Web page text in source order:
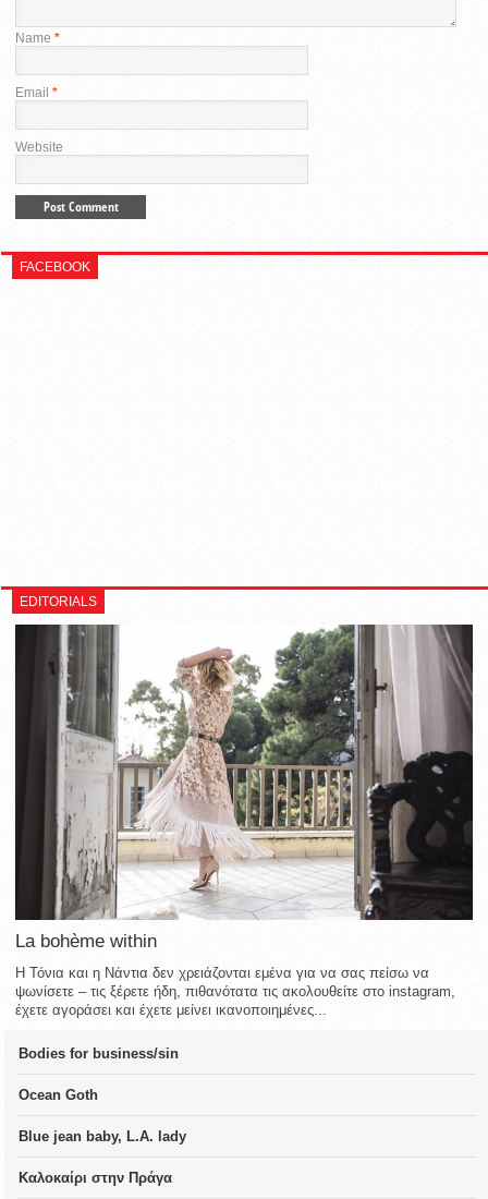
Name *
Email *
Website
FACEBOOK
EDITORIALS
La bohème within
Η Τόνια και η Νάντια δεν χρειάζονται εμένα για να σας πείσω να
ψωνίσετε – τις ξέρετε ήδη, πιθανότατα τις ακολουθείτε στο instagram,
έχετε αγοράσει και έχετε μείνει ικανοποιημένες...
Bodies for business/sin
Ocean Goth
Blue jean baby, L.A. lady
Καλοκαίρι στην Πράγα